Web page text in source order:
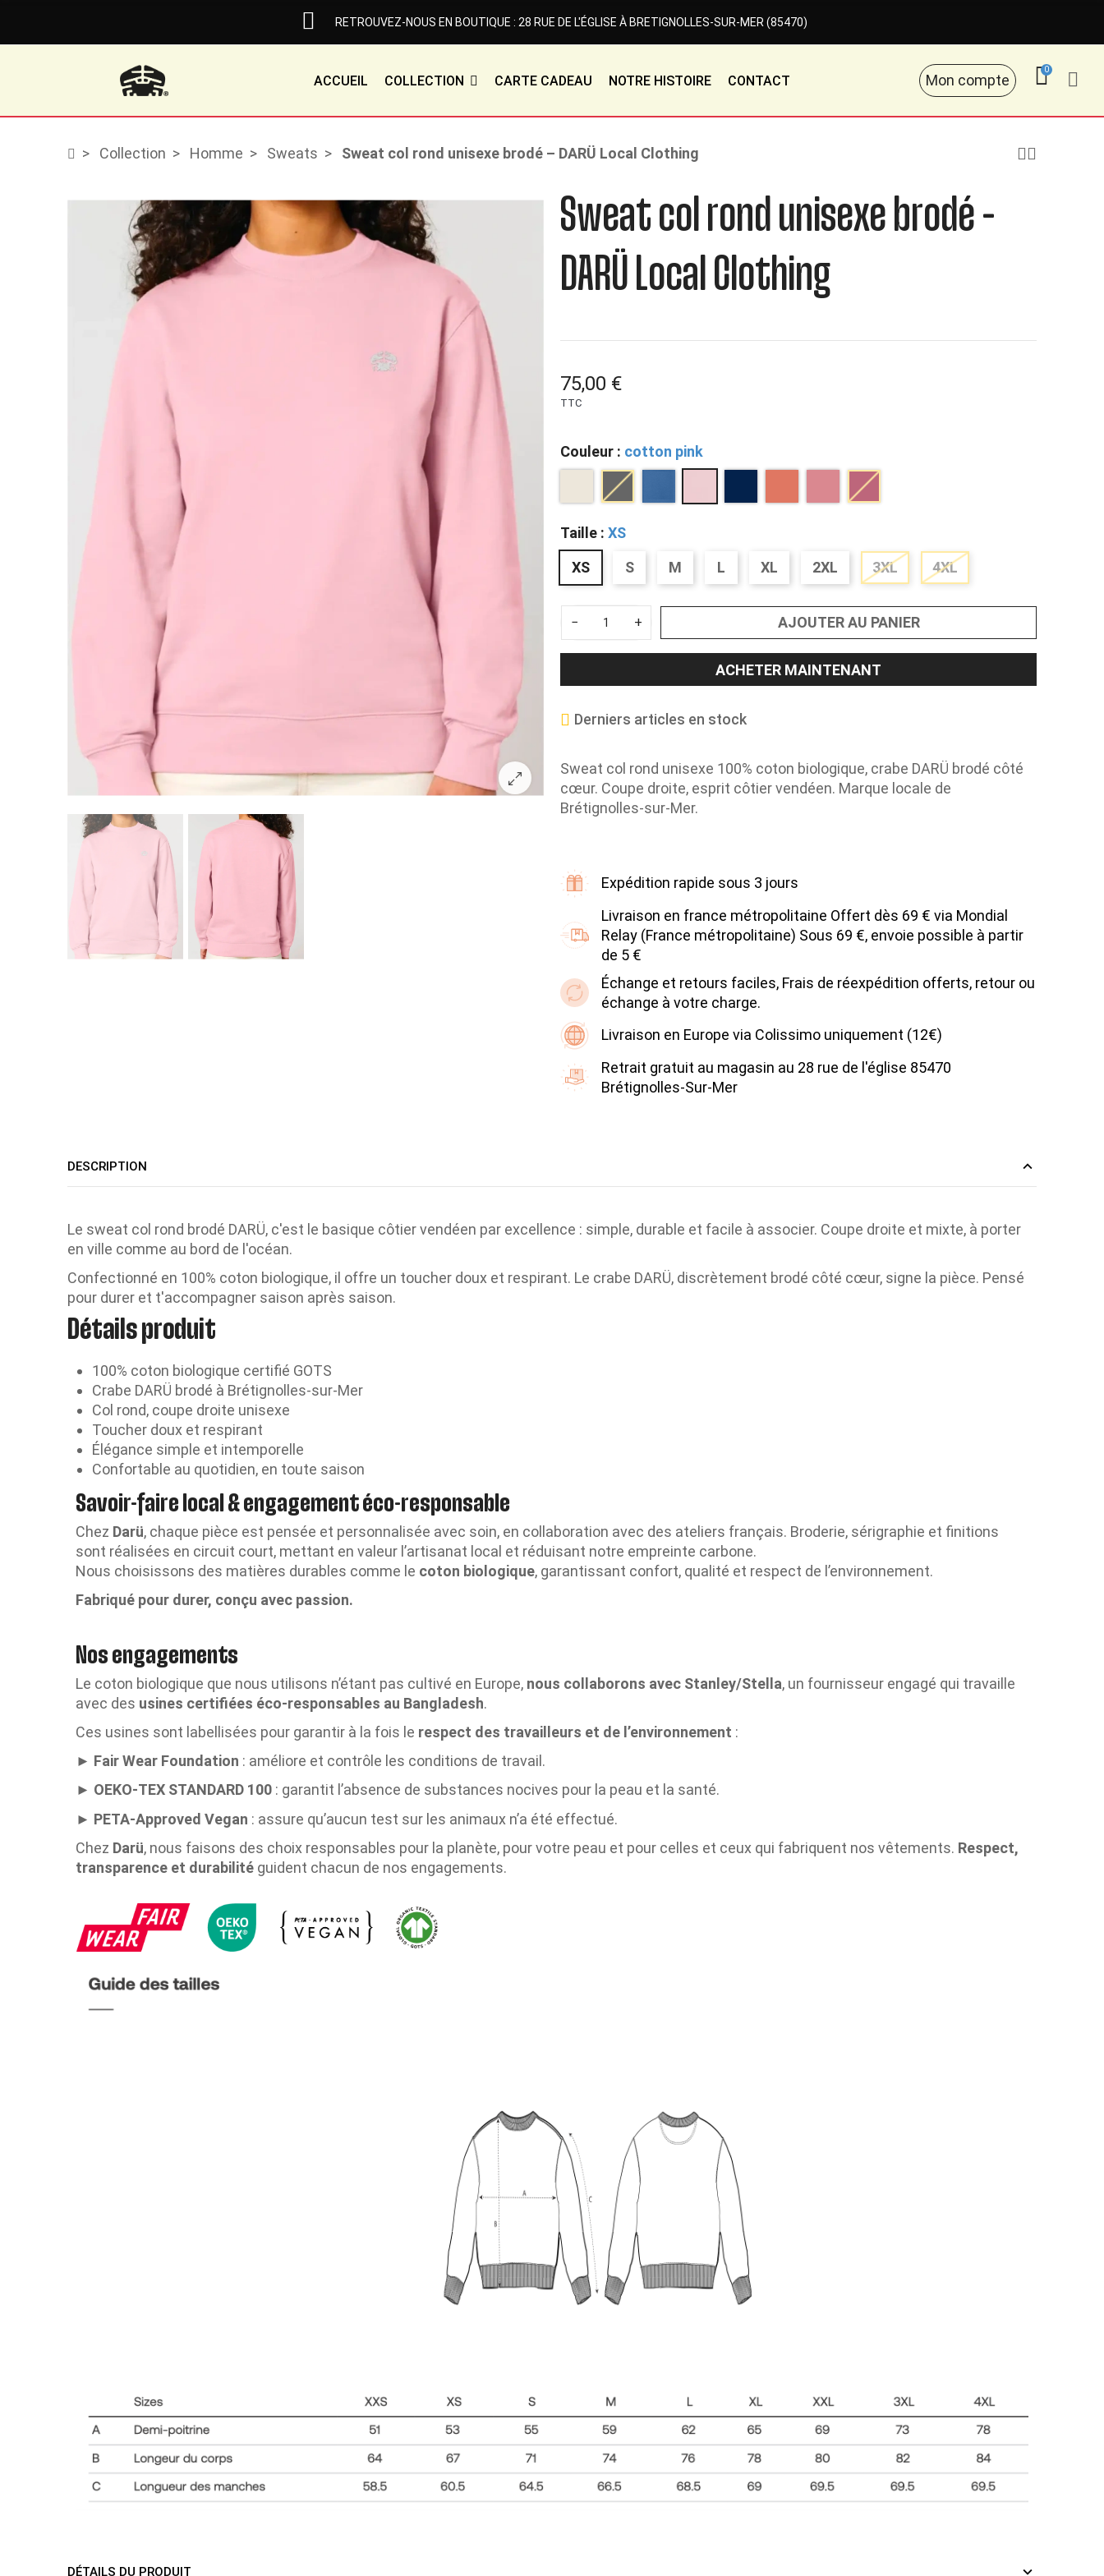
RETROUVEZ-NOUS EN BOUTIQUE : 28 RUE DE L'ÉGLISE À BRETIGNOLLES-SUR-MER (85470)
ACCUEIL COLLECTION CARTE CADEAU NOTRE HISTOIRE CONTACT Mon compte
0
Collection Homme Sweats Sweat col rond unisexe brodé – DARÜ Local Clothing
Sweat col rond unisexe brodé –
DARÜ Local Clothing
Sweat col rond unisexe 100% coton biologique, crabe DARÜ brodé côté
cœur. Coupe droite, esprit côtier vendéen. Marque locale de
Brétignolles-sur-Mer.
75,00 €
TTC
Couleur : cotton pink
Taille : XS
XS
S M L XL 2XL 3XL 4XL
− + AJOUTER AU PANIER
ACHETER MAINTENANT
Derniers articles en stock
Expédition rapide sous 3 jours
Livraison en france métropolitaine Offert dès 69 € via Mondial
Relay (France métropolitaine) Sous 69 €, envoie possible à partir
de 5 €
Échange et retours faciles, Frais de réexpédition offerts, retour ou
échange à votre charge.
Livraison en Europe via Colissimo uniquement (12€)
Retrait gratuit au magasin au 28 rue de l'église 85470
Brétignolles-Sur-Mer
DESCRIPTION
Le sweat col rond brodé DARÜ, c'est le basique côtier vendéen par excellence : simple, durable et facile à associer. Coupe droite et mixte, à porter
en ville comme au bord de l'océan.
Confectionné en 100% coton biologique, il offre un toucher doux et respirant. Le crabe DARÜ, discrètement brodé côté cœur, signe la pièce. Pensé
pour durer et t'accompagner saison après saison.
Détails produit
100% coton biologique certifié GOTS
Crabe DARÜ brodé à Brétignolles-sur-Mer
Col rond, coupe droite unisexe
Toucher doux et respirant
Élégance simple et intemporelle
Confortable au quotidien, en toute saison
Savoir-faire local & engagement éco-responsable
Chez Darü, chaque pièce est pensée et personnalisée avec soin, en collaboration avec des ateliers français. Broderie, sérigraphie et finitions
sont réalisées en circuit court, mettant en valeur l’artisanat local et réduisant notre empreinte carbone.
Nous choisissons des matières durables comme le coton biologique, garantissant confort, qualité et respect de l’environnement.
Fabriqué pour durer, conçu avec passion.
Nos engagements
Le coton biologique que nous utilisons n’étant pas cultivé en Europe, nous collaborons avec Stanley/Stella, un fournisseur engagé qui travaille
avec des usines certifiées éco-responsables au Bangladesh.
Ces usines sont labellisées pour garantir à la fois le respect des travailleurs et de l’environnement :
► Fair Wear Foundation : améliore et contrôle les conditions de travail.
► OEKO-TEX STANDARD 100 : garantit l’absence de substances nocives pour la peau et la santé.
► PETA-Approved Vegan : assure qu’aucun test sur les animaux n’a été effectué.
Chez Darü, nous faisons des choix responsables pour la planète, pour votre peau et pour celles et ceux qui fabriquent nos vêtements. Respect,
transparence et durabilité guident chacun de nos engagements.
DÉTAILS DU PRODUIT